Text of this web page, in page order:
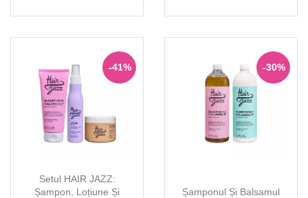
Setul HAIR JAZZ:
Șampon, Loțiune Și
-41%
Șamponul Și Balsamul
-30%